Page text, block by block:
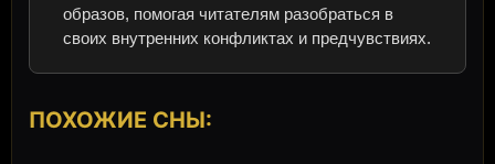
образов, помогая читателям разобраться в
своих внутренних конфликтах и предчувствиях.
ПОХОЖИЕ СНЫ: